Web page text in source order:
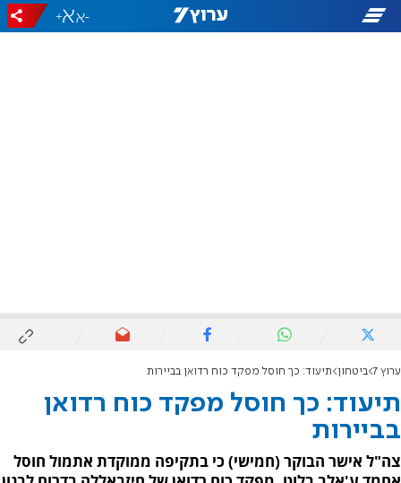
-
+
ערוץ 7 ביטחון תיעוד: כך חוסל מפקד כוח רדואן בביירות
תיעוד: כך חוסל מפקד כוח רדואן
בביירות
צה"ל אישר הבוקר (חמישי) כי בתקיפה ממוקדת אתמול חוסל